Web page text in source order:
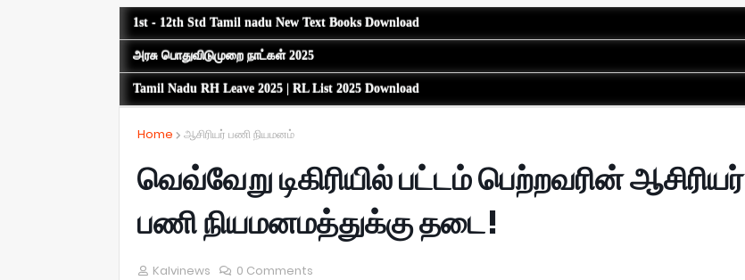
1st - 12th Std Tamil nadu New Text Books Download
அரசு பொதுவிடுமுறை நாட்கள் 2025
Tamil Nadu RH Leave 2025 | RL List 2025 Download
Home ஆசிரியர் பணி நியமனம்
வெவ்வேறு டிகிரியில் பட்டம் பெற்றவரின் ஆசிரியர்
பணி நியமனமத்துக்கு தடை!
Kalvinews 0 Comments